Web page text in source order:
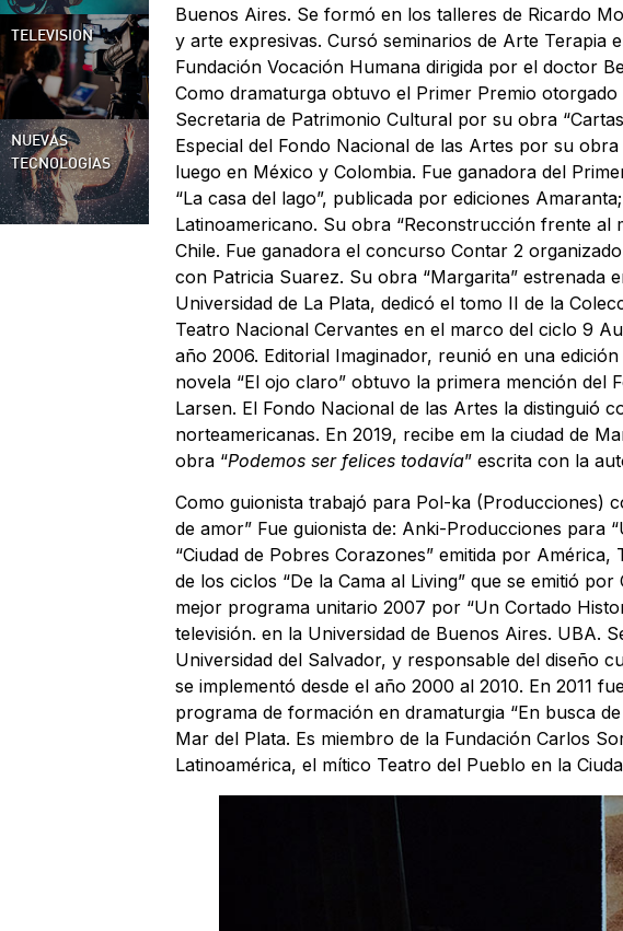
TELEVISION
NUEVAS
TECNOLOGÍAS
Buenos Aires. Se formó en los talleres de Ricardo
y arte expresivas. Cursó seminarios de Arte Terapia
Fundación Vocación Humana dirigida por el doctor
Como dramaturga obtuvo el Primer Premio
Secretaria de Patrimonio Cultural por su obra
Especial del Fondo Nacional de las Artes por su
luego en México y Colombia. Fue ganadora del
“La casa del lago”, publicada por ediciones
Latinoamericano. Su obra “Reconstrucción frente al
Chile. Fue ganadora el concurso Contar 2
con Patricia Suarez. Su obra “Margarita” estrenada
Universidad de La Plata, dedicó el tomo II de la
Teatro Nacional Cervantes en el marco del ciclo 9
año 2006. Editorial Imaginador, reunió en una
novela “El ojo claro” obtuvo la primera mención del
Larsen. El Fondo Nacional de las Artes la distinguió
norteamericanas. En 2019, recibe em la ciudad de
obra “Podemos ser felices todavía” escrita con la
Como guionista trabajó para Pol-ka (Producciones)
de amor” Fue guionista de: Anki-Producciones para
“Ciudad de Pobres Corazones” emitida por
de los ciclos “De la Cama al Living” que se emitió
mejor programa unitario 2007 por “Un Cortado
televisión. en la Universidad de Buenos Aires. UBA.
Universidad del Salvador, y responsable del diseño
se implementó desde el año 2000 al 2010. En 2011
programa de formación en dramaturgia “En busca
Mar del Plata. Es miembro de la Fundación Carlos
Latinoamérica, el mítico Teatro del Pueblo en la